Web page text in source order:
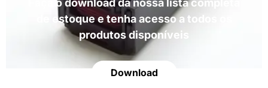
Faça o download da nossa lista completa
de estoque e tenha acesso a todos os
produtos disponíveis
Download